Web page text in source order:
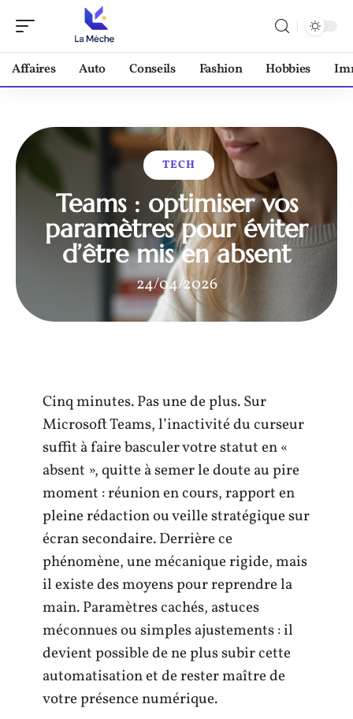
Affaires Auto Conseils Fashion Hobbies
TECH
Teams : optimiser vos
paramètres pour éviter
d’être mis en absent
24/04/2026
Cinq minutes. Pas une de plus. Sur
Microsoft Teams, l’inactivité du curseur
suffit à faire basculer votre statut en «
absent », quitte à semer le doute au pire
moment : réunion en cours, rapport en
pleine rédaction ou veille stratégique sur
écran secondaire. Derrière ce
phénomène, une mécanique rigide, mais
il existe des moyens pour reprendre la
main. Paramètres cachés, astuces
méconnues ou simples ajustements : il
devient possible de ne plus subir cette
automatisation et de rester maître de
votre présence numérique.